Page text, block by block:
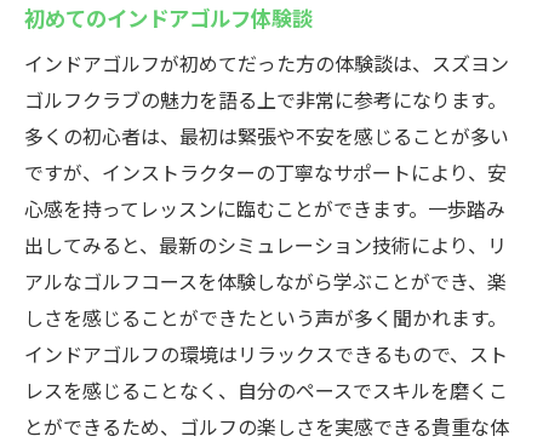
天候不良時の便利な代替手段
初心者から上級者まで楽しめるインドアゴルフ
スクールスズヨンゴルフクラブの魅力
初心者が安心して通える理由
上級者にも満足できる施設内容
多様なレベルに対応するレッスン構成
家族で楽しめるゴルフスクール
個々の目標に合わせたカスタマイズレッス
ン
初心者からプロを目指す人まで幅広くサポ
ート
初めてのインドアゴルフ体験談
インドアゴルフが初めてだった方の体験談は、スズヨン
ゴルフクラブの魅力を語る上で非常に参考になります。
多くの初心者は、最初は緊張や不安を感じることが多い
ですが、インストラクターの丁寧なサポートにより、安
心感を持ってレッスンに臨むことができます。一歩踏み
出してみると、最新のシミュレーション技術により、リ
アルなゴルフコースを体験しながら学ぶことができ、楽
しさを感じることができたという声が多く聞かれます。
インドアゴルフの環境はリラックスできるもので、スト
レスを感じることなく、自分のペースでスキルを磨くこ
とができるため、ゴルフの楽しさを実感できる貴重な体